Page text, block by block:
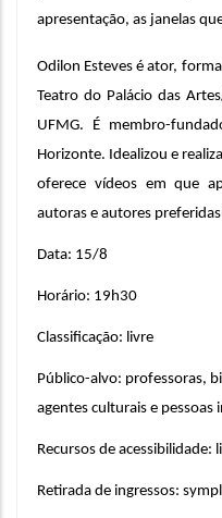
apresentação, as janelas
Odilon Esteves é ator,
Teatro do Palácio das
UFMG. É membro-
Horizonte. Idealizou e
oferece vídeos em que
autoras e autores
Data: 15/8
Horário: 19h30
Classificação: livre
Público-alvo: professoras,
agentes culturais e pessoas
Recursos de acessibilidade:
Retirada de ingressos: